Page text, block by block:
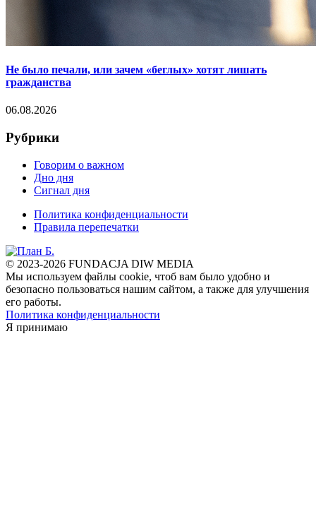
Не было печали, или зачем «беглых» хотят лишать
гражданства
06.08.2026
Рубрики
Говорим о важном
Дно дня
Сигнал дня
Политика конфиденциальности
Правила перепечатки
© 2023-2026 FUNDACJA DIW MEDIA
Мы используем файлы cookie, чтоб вам было удобно и
безопасно пользоваться нашим сайтом, а также для улучшения
его работы.
Политика конфиденциальности
Я принимаю